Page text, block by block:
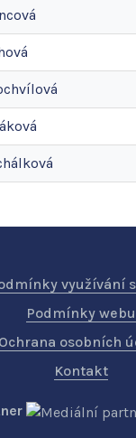
využívání
Podmínky webu
Ochrana osobních
Kontakt